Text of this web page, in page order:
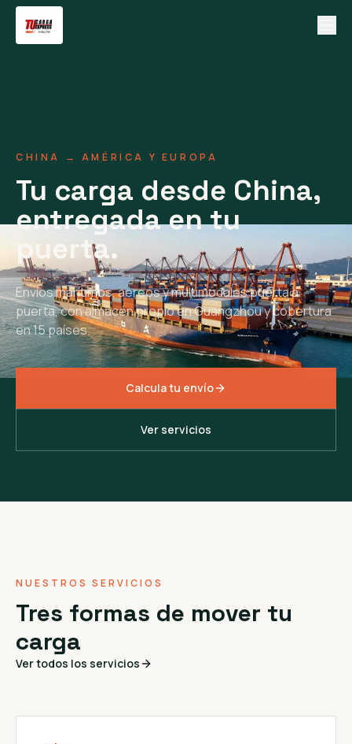
CHINA → AMÉRICA Y EUROPA
Tu carga desde China,
entregada en tu
puerta.
Envíos marítimos, aéreos y multimodales puerta a
puerta, con almacén propio en Guangzhou y cobertura
en 15 países.
Calcula tu envío
Ver servicios
NUESTROS SERVICIOS
Tres formas de mover tu
carga
Ver todos los servicios